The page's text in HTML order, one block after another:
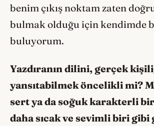
benim çıkış noktam zaten
bulmak olduğu için kendimde
buluyorum.
Yazdıranın dilini, gerçek
yansıtabilmek öncelikli mi?
sert ya da soğuk karakterli
daha sıcak ve sevimli biri